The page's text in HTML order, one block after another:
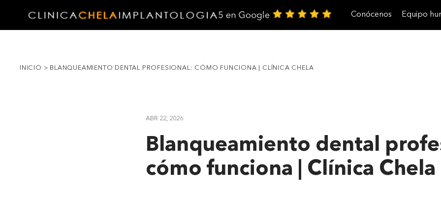
Conócenos Equipo
INICIO > BLANQUEAMIENTO DENTAL PROFESIONAL: CÓMO FUNCIONA | CLÍNICA CHELA
ABR 22, 2026
Blanqueamiento dental
cómo funciona | Clínica Chela